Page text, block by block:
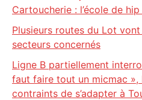
Cartoucherie : l’école de
Plusieurs routes du Lot
secteurs concernés
Ligne B partiellement
faut faire tout un micmac »,
contraints de s’adapter à